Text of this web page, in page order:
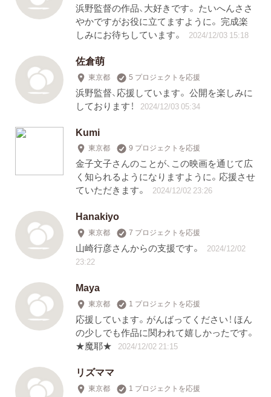
浜野監督の作品、大好きです。 たいへんささ
やかですがお役に立てますように。 完成楽
しみにお待ちしています。
2024/12/03 15:18
佐倉萌
東京都 5 プロジェクトを応援
浜野監督、応援しています。 公開を楽しみに
しております！
2024/12/03 05:34
Kumi
東京都 9 プロジェクトを応援
金子文子さんのことが、この映画を通じて広
く知られるようになりますように。応援させ
ていただきます。
2024/12/02 23:26
Hanakiyo
東京都 7 プロジェクトを応援
山崎行彦さんからの支援です。
2024/12/02
23:22
Maya
東京都 1 プロジェクトを応援
応援しています。がんばってください！ ほん
の少しでも作品に関われて嬉しかったです。
★魔耶★
2024/12/02 21:15
リズママ
東京都 1 プロジェクトを応援